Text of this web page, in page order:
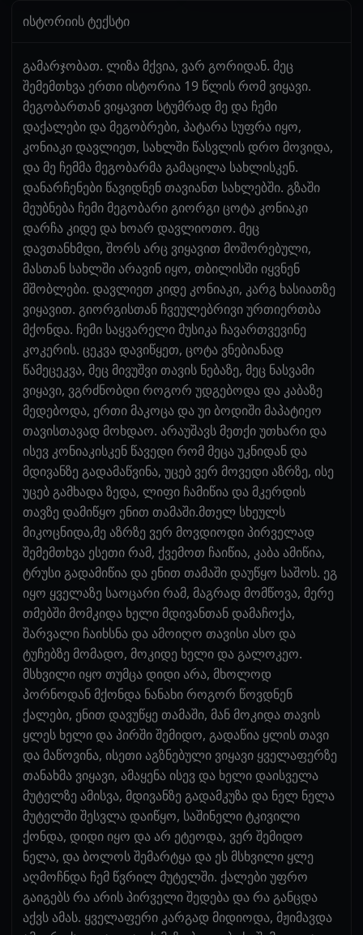
ისტორიის ტექსტი
გამარჯობათ. ლიზა მქვია, ვარ გორიდან. მეც
შემემთხვა ერთი ისტორია 19 წლის რომ ვიყავი.
მეგობართან ვიყავით სტუმრად მე და ჩემი
დაქალები და მეგობრები, პატარა სუფრა იყო,
კონიაკი დავლიეთ, სახლში წასვლის დრო მოვიდა,
და მე ჩემმა მეგობარმა გამაცილა სახლისკენ.
დანარჩენები წავიდნენ თავიანთ სახლებში. გზაში
მეუბნება ჩემი მეგობარი გიორგი ცოტა კონიაკი
დარჩა კიდე და ხოარ დავლიოთო. მეც
დავთანხმდი, შორს არც ვიყავით მოშორებული,
მასთან სახლში არავინ იყო, თბილისში იყვნენ
მშობლები. დავლიეთ კიდე კონიაკი, კარგ ხასიათზე
ვიყავით. გიორგისთან ჩვეულებრივი ურთიერთბა
მქონდა. ჩემი საყვარელი მუსიკა ჩავართვევინე
კოკერის. ცეკვა დავიწყეთ, ცოტა ვნებიანად
წამეცეკვა, მეც მივუშვი თავის ნებაზე, მეც ნასვამი
ვიყავი, ვგრძნობდი როგორ უდგებოდა და კაბაზე
მედებოდა, ერთი მაკოცა და უი ბოდიში მაპატიეო
თავისთავად მოხდაო. არაუშავს მეთქი უთხარი და
ისევ კონიაკისკენ წავედი რომ მეცა უკნიდან და
მდივანზე გადამაწვინა, უცებ ვერ მოვედი აზრზე, ისე
უცებ გამხადა ზედა, ლიფი ჩამიწია და მკერდის
თავზე დამიწყო ენით თამაში.მთელ სხეულს
მიკოცნიდა,მე აზრზე ვერ მოვდიოდი პირველად
შემემთხვა ესეთი რამ, ქვემოთ ჩაიწია, კაბა ამიწია,
ტრუსი გადამიწია და ენით თამაში დაუწყო საშოს. ეგ
იყო ყველაზე საოცარი რამ, მაგრად მომწოვა, მერე
თმებში მომკიდა ხელი მდივანთან დამაჩოქა,
შარვალი ჩაიხსნა და ამოიღო თავისი ასო და
ტუჩებზე მომადო, მოკიდე ხელი და გალოკეო.
მსხვილი იყო თუმცა დიდი არა, მხოლოდ
პორნოდან მქონდა ნანახი როგორ წოვდნენ
ქალები, ენით დავუწყე თამაში, მან მოკიდა თავის
ყლეს ხელი და პირში შემიდო, გადაწია ყლის თავი
და მაწოვინა, ისეთი აგზნებული ვიყავი ყველაფერზე
თანახმა ვიყავი, ამაყენა ისევ და ხელი დაისველა
მუტელზე ამისვა, მდივანზე გადამკუზა და ნელ ნელა
მუტელში შესვლა დაიწყო, საშინელი ტკივილი
ქონდა, დიდი იყო და არ ეტეოდა, ვერ შემიდო
ნელა, და ბოლოს შემარტყა და ეს მსხვილი ყლე
აღმოჩნდა ჩემ წვრილ მუტელში. ქალები უფრო
გაიგებს რა არის პირველი შედება და რა განცდა
აქვს ამას. ყველაფერი კარგად მიდიოდა, მჟიმავდა